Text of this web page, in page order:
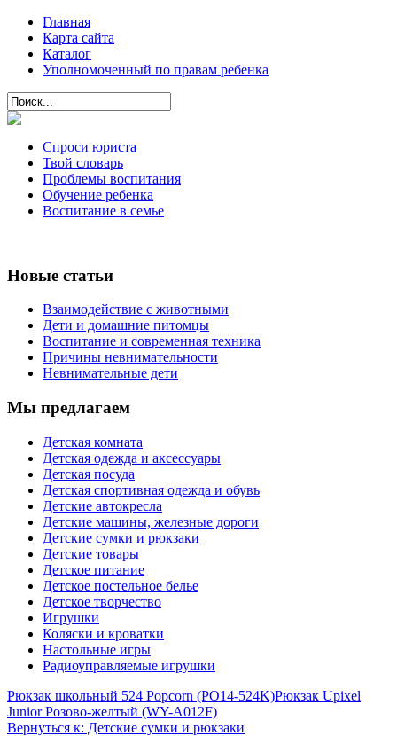
Главная
Карта сайта
Каталог
Уполномоченный по правам ребенка
Спроси юриста
Твой словарь
Проблемы воспитания
Обучение ребенка
Воспитание в семье
Новые статьи
Взаимодействие с животными
Дети и домашние питомцы
Воспитание и современная техника
Причины невнимательности
Невнимательные дети
Мы предлагаем
Детская комната
Детская одежда и аксессуары
Детская посуда
Детская спортивная одежда и обувь
Детские автокресла
Детские машины, железные дороги
Детские сумки и рюкзаки
Детские товары
Детское питание
Детское постельное белье
Детское творчество
Игрушки
Коляски и кроватки
Настольные игры
Радиоуправляемые игрушки
Рюкзак школьный 524 Popcorn (PO14-524K)Рюкзак Upixel
Junior Розово-желтый (WY-A012F)
Вернуться к: Детские сумки и рюкзаки